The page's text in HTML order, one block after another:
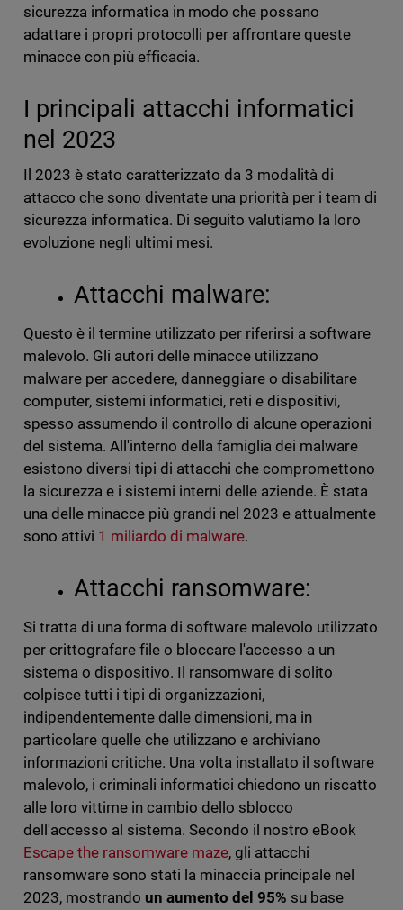
sicurezza informatica in modo che possano
adattare i propri protocolli per affrontare queste
minacce con più efficacia.
I principali attacchi informatici
nel 2023
Il 2023 è stato caratterizzato da 3 modalità di
attacco che sono diventate una priorità per i team di
sicurezza informatica. Di seguito valutiamo la loro
evoluzione negli ultimi mesi.
Attacchi malware:
Questo è il termine utilizzato per riferirsi a software
malevolo. Gli autori delle minacce utilizzano
malware per accedere, danneggiare o disabilitare
computer, sistemi informatici, reti e dispositivi,
spesso assumendo il controllo di alcune operazioni
del sistema. All'interno della famiglia dei malware
esistono diversi tipi di attacchi che compromettono
la sicurezza e i sistemi interni delle aziende. È stata
una delle minacce più grandi nel 2023 e attualmente
sono attivi 1 miliardo di malware.
Attacchi ransomware:
Si tratta di una forma di software malevolo utilizzato
per crittografare file o bloccare l'accesso a un
sistema o dispositivo. Il ransomware di solito
colpisce tutti i tipi di organizzazioni,
indipendentemente dalle dimensioni, ma in
particolare quelle che utilizzano e archiviano
informazioni critiche. Una volta installato il software
malevolo, i criminali informatici chiedono un riscatto
alle loro vittime in cambio dello sblocco
dell'accesso al sistema. Secondo il nostro eBook
Escape the ransomware maze, gli attacchi
ransomware sono stati la minaccia principale nel
2023, mostrando un aumento del 95% su base